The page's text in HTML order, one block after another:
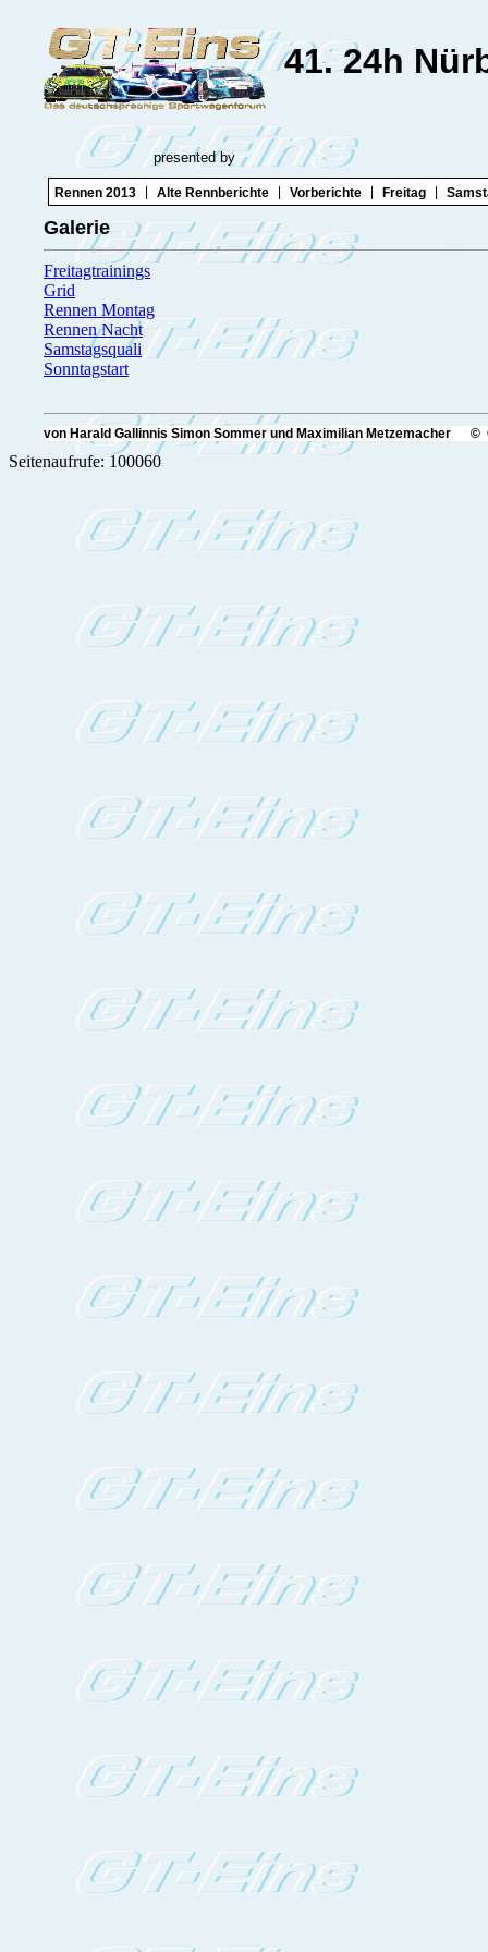
41. 24h
presented by
Rennen 2013 Alte Rennberichte Vorberichte Freitag
Galerie
Freitagtrainings
Grid
Rennen Montag
Rennen Nacht
Samstagsquali
Sonntagstart
von Harald Gallinnis Simon Sommer und Maximilian Metzemacher ©
Seitenaufrufe: 100060